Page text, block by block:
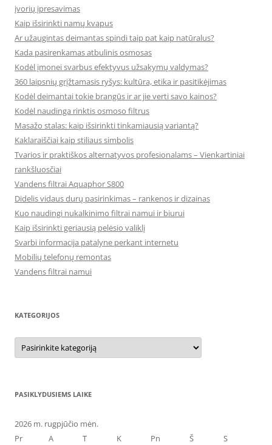
įvorių įpresavimas
Kaip išsirinkti namų kvapus
Ar užaugintas deimantas spindi taip pat kaip natūralus?
Kada pasirenkamas atbulinis osmosas
Kodėl įmonei svarbus efektyvus užsakymų valdymas?
360 laipsnių grįžtamasis ryšys: kultūra, etika ir pasitikėjimas
Kodėl deimantai tokie brangūs ir ar jie verti savo kainos?
Kodėl naudinga rinktis osmoso filtrus
Masažo stalas: kaip išsirinkti tinkamiausią variantą?
Kaklaraiščiai kaip stiliaus simbolis
Tvarios ir praktiškos alternatyvos profesionalams – Vienkartiniai
rankšluosčiai
Vandens filtrai Aquaphor S800
Didelis vidaus durų pasirinkimas – rankenos ir dizainas
Kuo naudingi nukalkinimo filtrai namui ir biurui
Kaip išsirinkti geriausią pelėsio valiklį
Svarbi informacija patalyne perkant internetu
Mobilių telefonų remontas
Vandens filtrai namui
KATEGORIJOS
Kategorijos
PASIKLYDUSIEMS LAIKE
2026 m. rugpjūčio mėn.
Pr
A T K Pn Š
S